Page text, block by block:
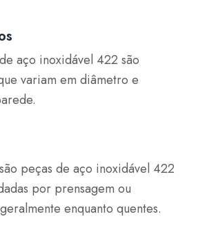
aço inoxidável 422 são
variam em diâmetro e
peças de aço inoxidável 422
por prensagem ou
enquanto quentes.